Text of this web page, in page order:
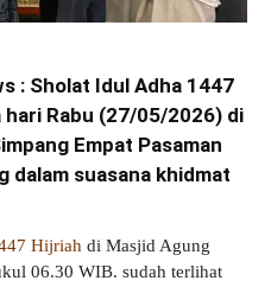
: Sholat Idul Adha 1447
hari Rabu (27/05/2026) di
Empat Pasaman
suasana khidmat
Hijriah di Masjid Agung
06.30 WIB. sudah terlihat